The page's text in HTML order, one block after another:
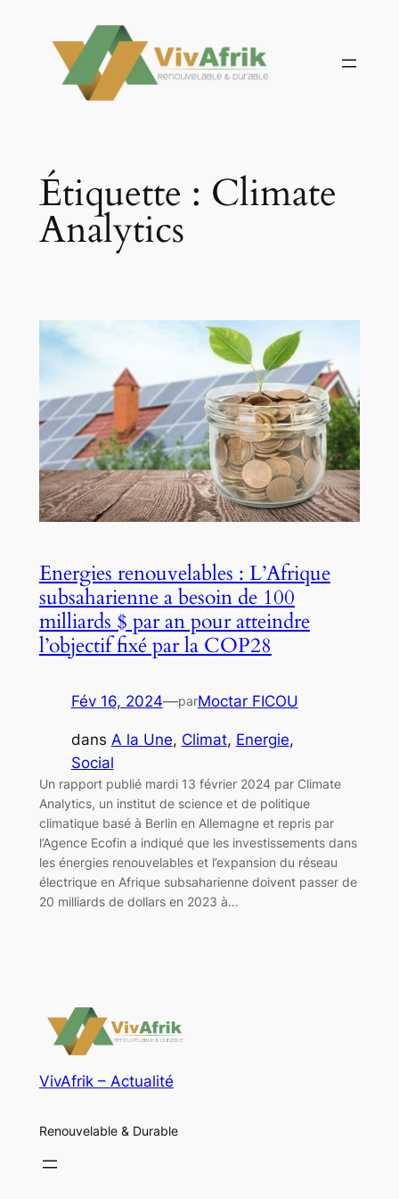
contenu
Étiquette : Climate
Analytics
Energies renouvelables : L’Afrique
subsaharienne a besoin de 100
milliards $ par an pour atteindre
l’objectif fixé par la COP28
Fév 16, 2024—parMoctar FICOU
dans A la Une, Climat, Energie
Social
Un rapport publié mardi 13 février 2024 par Climate
Analytics, un institut de science et de politique
climatique basé à Berlin en Allemagne et repris par
l’Agence Ecofin a indiqué que les investissements dans
les énergies renouvelables et l’expansion du réseau
électrique en Afrique subsaharienne doivent passer de
20 milliards de dollars en 2023 à…
VivAfrik – Actualité
Renouvelable & Durable